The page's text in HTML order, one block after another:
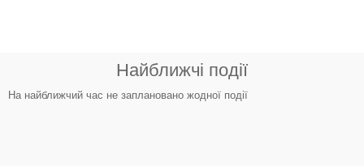
Найближчі події
На найближчий час не заплановано жодної події